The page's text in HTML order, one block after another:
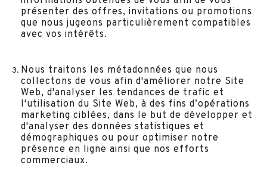
présenter des offres, invitations ou promotions
que nous jugeons particulièrement compatibles
avec vos intérêts.
Nous traitons les métadonnées que nous
collectons de vous afin d'améliorer notre Site
Web, d'analyser les tendances de trafic et
l'utilisation du Site Web, à des fins d’opérations
marketing ciblées, dans le but de développer et
d'analyser des données statistiques et
démographiques ou pour optimiser notre
présence en ligne ainsi que nos efforts
commerciaux.